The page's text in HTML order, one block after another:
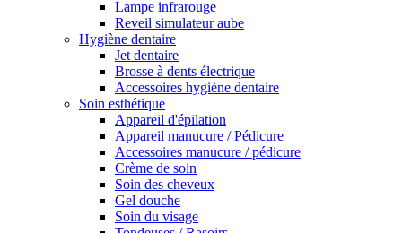
Lampe infrarouge
Reveil simulateur aube
Hygiène dentaire
Jet dentaire
Brosse à dents électrique
Accessoires hygiène dentaire
Soin esthétique
Appareil d'épilation
Appareil manucure / Pédicure
Accessoires manucure / pédicure
Crème de soin
Soin des cheveux
Gel douche
Soin du visage